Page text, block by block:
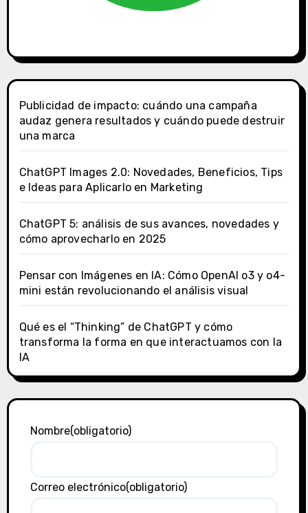
Publicidad de impacto: cuándo una campaña
audaz genera resultados y cuándo puede destruir
una marca
ChatGPT Images 2.0: Novedades, Beneficios, Tips
e Ideas para Aplicarlo en Marketing
ChatGPT 5: análisis de sus avances, novedades y
cómo aprovecharlo en 2025
Pensar con Imágenes en IA: Cómo OpenAI o3 y o4-
mini están revolucionando el análisis visual
Qué es el “Thinking” de ChatGPT y cómo
transforma la forma en que interactuamos con la
IA
Nombre(obligatorio)
Correo electrónico(obligatorio)